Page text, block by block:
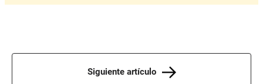
Siguiente artículo